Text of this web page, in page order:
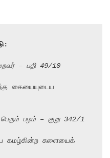
– பதி 49/10
கையையுடைய
பழம் – குறு 342/1
கமழ்கின்ற சுளையைக்